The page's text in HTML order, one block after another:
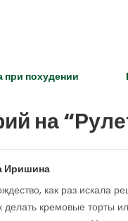
при похудении
на “
Иришина
как раз искала
делать кремовые торты